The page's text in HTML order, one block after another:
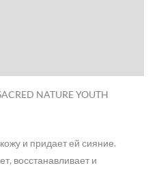
NATURE YOUTH
и придает ей сияние.
восстанавливает и